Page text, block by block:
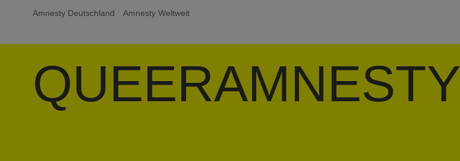
Amnesty Deutschland Amnesty Weltweit
QUEERAMNESTY